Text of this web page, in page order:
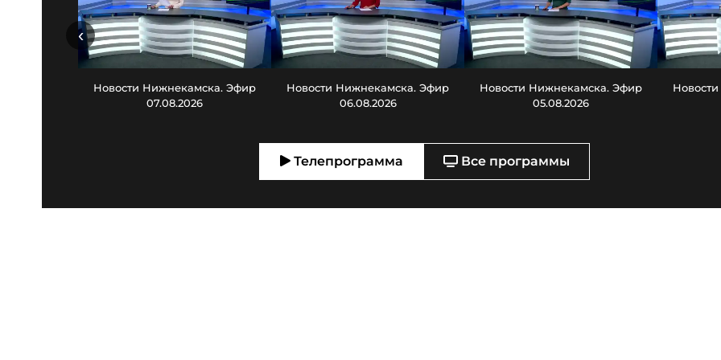
Новости Нижнекамска. Эфир
07.08.2026
Новости Нижнекамска. Эфир
06.08.2026
Новости Нижнекамска. Эфир
05.08.2026
‹
Телепрограмма Все программы